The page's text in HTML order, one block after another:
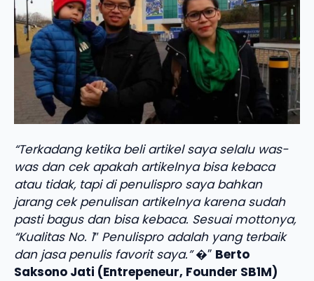
“Terkadang ketika beli artikel saya selalu was-
was dan cek apakah artikelnya bisa kebaca
atau tidak, tapi di penulispro saya bahkan
jarang cek penulisan artikelnya karena sudah
pasti bagus dan bisa kebaca. Sesuai mottonya,
“Kualitas No. 1″ Penulispro adalah yang terbaik
dan jasa penulis favorit saya.”�” Berto
Saksono Jati (Entrepeneur, Founder SB1M)